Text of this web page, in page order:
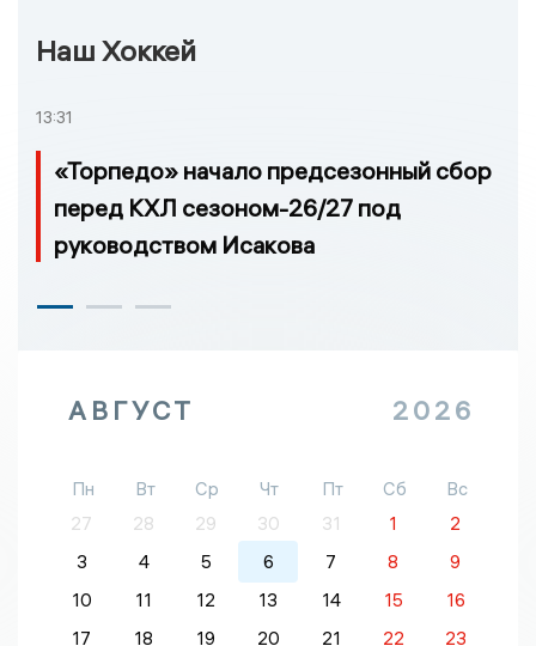
Наш Хоккей
13:31
«Торпедо» начало предсезонный сбор
перед КХЛ сезоном-26/27 под
руководством Исакова
АВГУСТ 2026
Пн Вт Ср Чт Пт Сб
Вс
27
28 29 30 31 1
2
3
4 5 6 7 8
9
10
11 12 13 14 15
16
17
18 19 20 21 22
23